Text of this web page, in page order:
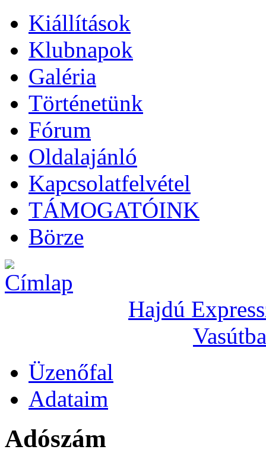
Kiállítások
Klubnapok
Galéria
Történetünk
Fórum
Oldalajánló
Kapcsolatfelvétel
TÁMOGATÓINK
Börze
Hajdú
Üzenőfal
Adataim
Adószám